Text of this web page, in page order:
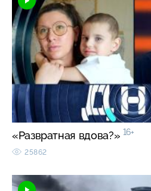
«Развратная вдова?» 16+
25862